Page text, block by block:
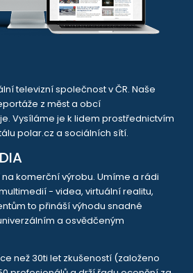
televizní společnost v ČR. Naše
z měst a obcí
Vysíláme je k lidem prostřednictvím
polar.cz a sociálních sítí.
komerční výrobu. Umíme a rádi
- videa, virtuální realitu,
to přináší výhodu snadné
a osvědčeným
než 30ti let zkušeností (založeno